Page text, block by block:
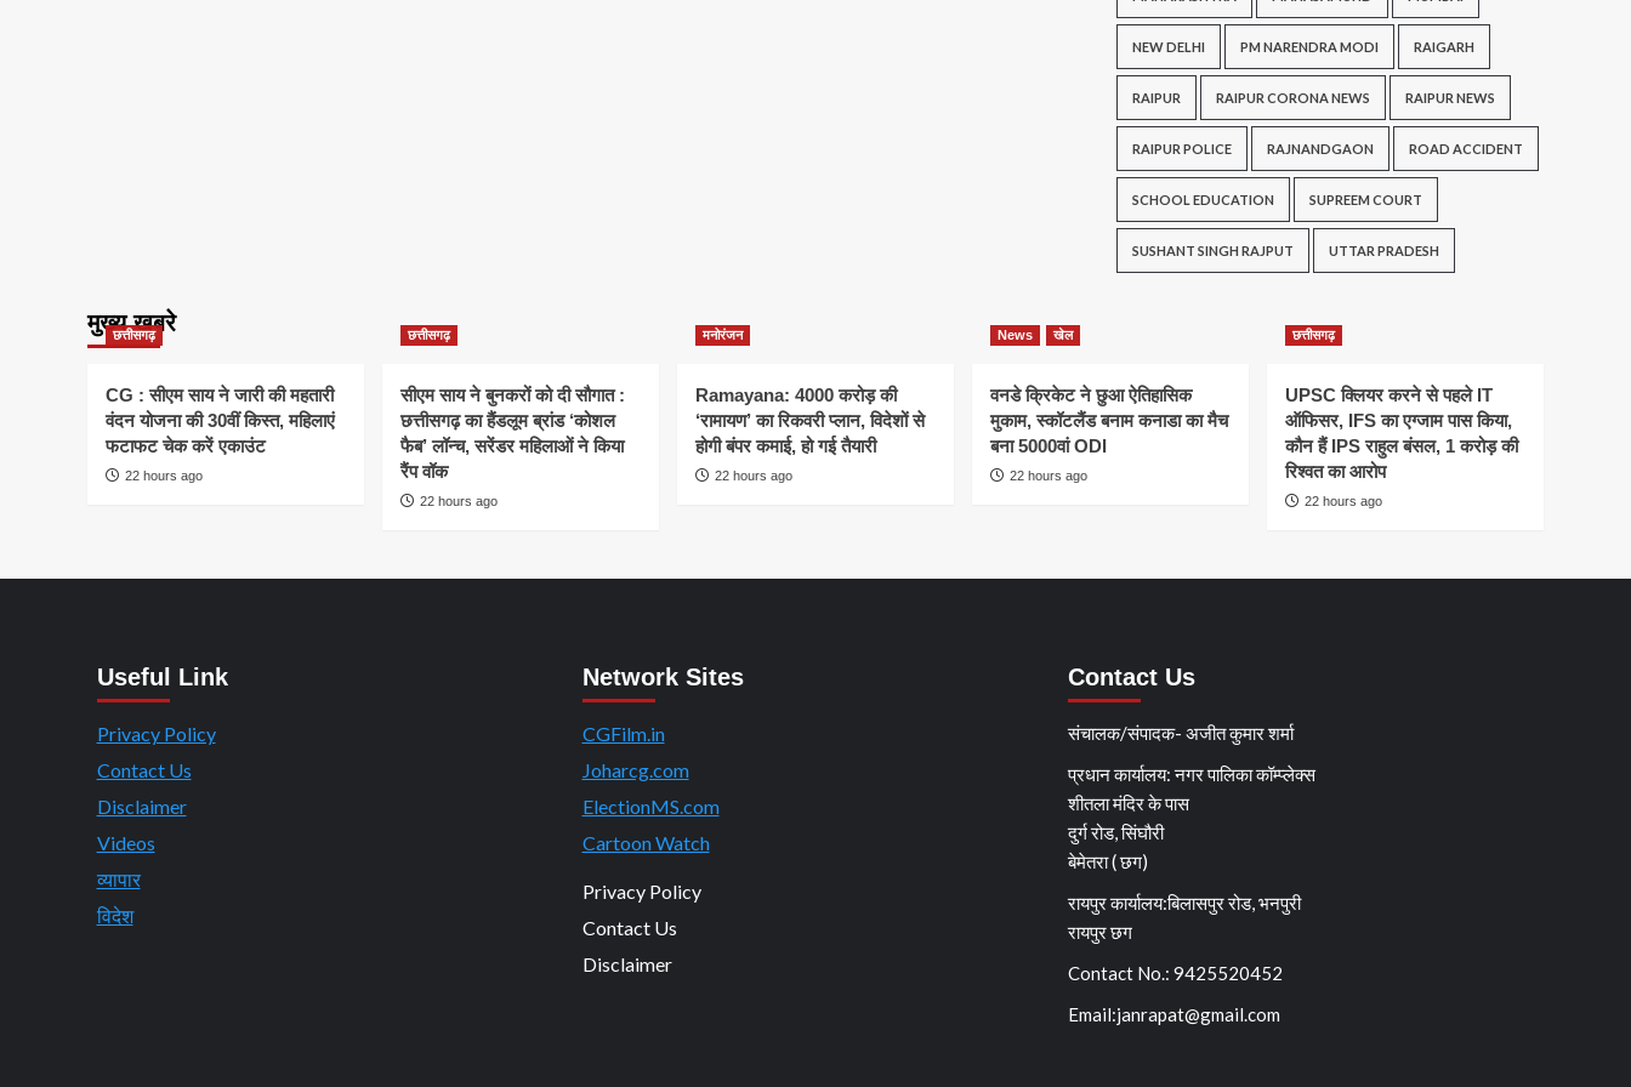
NEW DELHI PM NARENDRA MODI RAIGARH
RAIPUR RAIPUR CORONA NEWS RAIPUR NEWS
RAIPUR POLICE RAJNANDGAON ROAD ACCIDENT
SCHOOL EDUCATION SUPREEM COURT
SUSHANT SINGH RAJPUT UTTAR PRADESH
मुख्य खबरे
छत्तीसगढ़
CG : सीएम साय ने जारी की महतारी
वंदन योजना की 30वीं किस्त, महिलाएं
फटाफट चेक करें एकाउंट
22 hours ago
छत्तीसगढ़
सीएम साय ने बुनकरों को दी सौगात :
छत्तीसगढ़ का हैंडलूम ब्रांड ‘कोशल
फैब’ लॉन्च, सरेंडर महिलाओं ने किया
रैंप वॉक
22 hours ago
मनोरंजन
Ramayana: 4000 करोड़ की
‘रामायण’ का रिकवरी प्लान, विदेशों से
होगी बंपर कमाई, हो गई तैयारी
22 hours ago
News खेल
वनडे क्रिकेट ने छुआ ऐतिहासिक
मुकाम, स्कॉटलैंड बनाम कनाडा का मैच
बना 5000वां ODI
22 hours ago
छत्तीसगढ़
UPSC क्लियर करने से पहले IT
ऑफिसर, IFS का एग्जाम पास किया,
कौन हैं IPS राहुल बंसल, 1 करोड़ की
रिश्वत का आरोप
22 hours ago
Useful Link
Privacy Policy
Contact Us
Disclaimer
Videos
व्यापार
विदेश
Network Sites
CGFilm.in
Joharcg.com
ElectionMS.com
Cartoon Watch
Privacy Policy
Contact Us
Disclaimer
Contact Us
संचालक/संपादक- अजीत कुमार शर्मा
प्रधान कार्यालय: नगर पालिका कॉम्प्लेक्स
शीतला मंदिर के पास
दुर्ग रोड, सिंघौरी
बेमेतरा ( छग)
रायपुर कार्यालय:बिलासपुर रोड, भनपुरी
रायपुर छग
Contact No.: 9425520452
Email:janrapat@gmail.com